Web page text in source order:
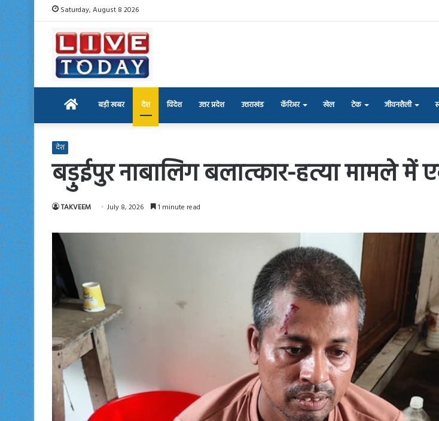
Saturday, August 8 2026
Home बड़ी खबर देश विदेश उत्तर प्रदेश उत्तराखंड कॅरिअर खेल टेक जीवनशैली
देश
बड़ुईपुर नाबालिग बलात्कार-हत्या मामले में
TAKVEEM July 8, 2026 1 minute read